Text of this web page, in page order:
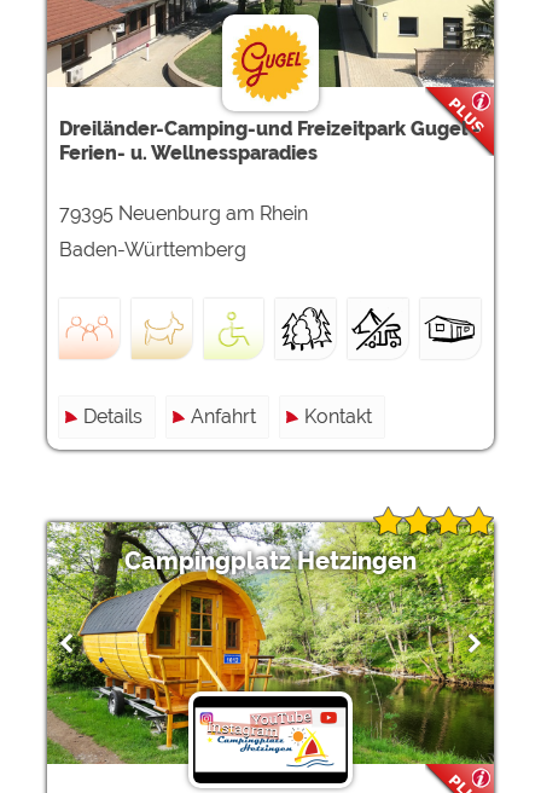
Dreiländer-Camping-und Freizeitpark Gugel -
Ferien- u. Wellnessparadies
79395 Neuenburg am Rhein
Baden-Württemberg
Details Anfahrt Kontakt
Campingplatz Hetzingen